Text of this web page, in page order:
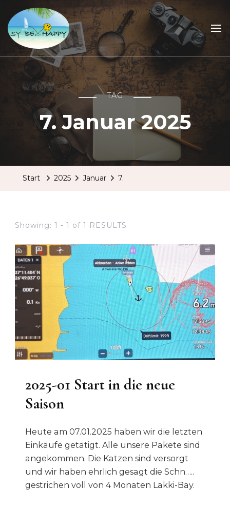
Sailing Be Happy
ein Traum wird wahr
TAG
7. Januar 2025
Start 2025 Januar 7.
Showing: 1 - 1 of 1 RESULTS
2025-01 Start in die neue
Saison
Heute am 07.01.2025 haben wir die letzten
Einkäufe getätigt. Alle unsere Pakete sind
angekommen. Die Katzen sind versorgt
und wir haben ehrlich gesagt die Schn…..
gestrichen voll von 4 Monaten Lakki-Bay.